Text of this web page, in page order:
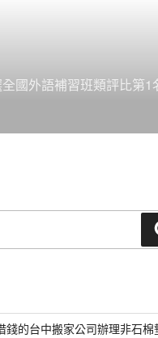
國外語補習班類評比第1
錢的台中搬家公司辦理非石棉